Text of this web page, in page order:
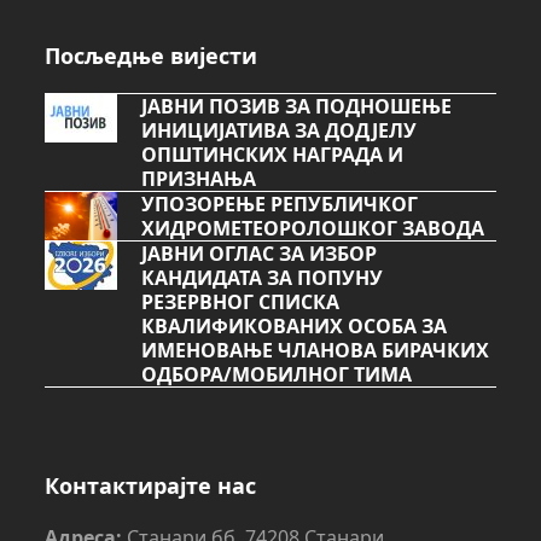
Посљедње вијести
ЈАВНИ ПОЗИВ ЗА ПОДНОШЕЊЕ
ИНИЦИЈАТИВА ЗА ДОДЈЕЛУ
ОПШТИНСКИХ НАГРАДА И
ПРИЗНАЊА
УПОЗОРЕЊЕ РЕПУБЛИЧКОГ
ХИДРОМЕТЕОРОЛОШКОГ ЗАВОДА
ЈАВНИ ОГЛАС ЗА ИЗБОР
КАНДИДАТА ЗА ПОПУНУ
РЕЗЕРВНОГ СПИСКА
КВАЛИФИКОВАНИХ ОСОБА ЗА
ИМЕНОВАЊЕ ЧЛАНОВА БИРАЧКИХ
ОДБОРА/МОБИЛНОГ ТИМА
Контактирајте нас